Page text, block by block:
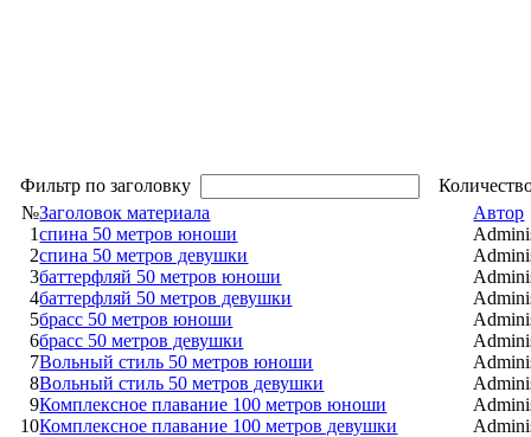
Фильтр по заголовку
№Заголовок материала
Автор
1спина 50 метров юноши
2спина 50 метров девушки
3баттерфляй 50 метров юноши
4баттерфляй 50 метров девушки
5брасс 50 метров юноши
6брасс 50 метров девушки
7Вольный стиль 50 метров юноши
8Вольный стиль 50 метров девушки
9Комплексное плавание 100 метров юноши
10Комплексное плавание 100 метров девушки